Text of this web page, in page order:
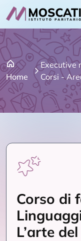
Home
Executive
Corsi -
Corso di
L’arte